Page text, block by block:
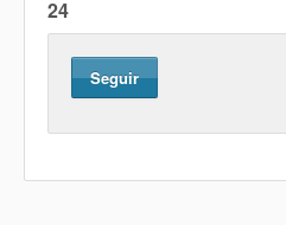
24
Seguir